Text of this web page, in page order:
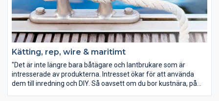
Kätting, rep, wire & maritimt
"Det är inte längre bara båtägare och lantbrukare som är
intresserade av produkterna. Intresset ökar för att använda
dem till inredning och DIY. Så oavsett om du bor kustnära, på